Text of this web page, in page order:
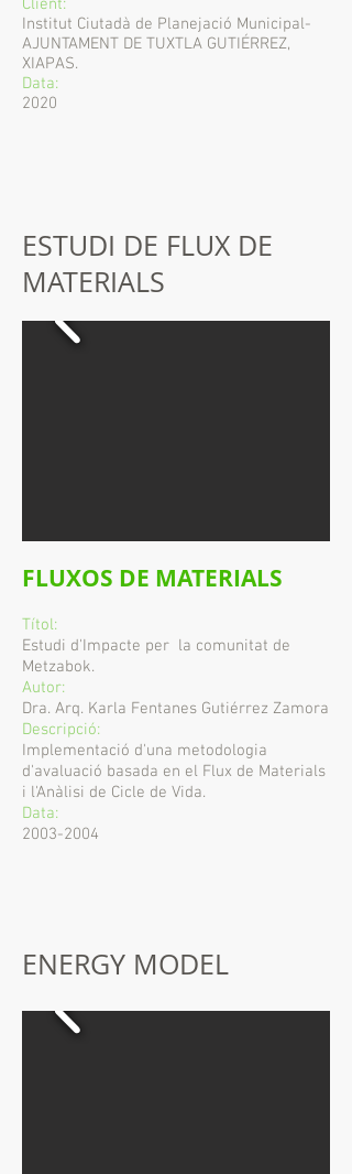
Client:
Institut Ciutadà de Planejació Municipal-
AJUNTAMENT DE TUXTLA GUTIÉRREZ,
XIAPAS.
Data:
2020
ESTUDI DE FLUX DE
MATERIALS
FLUXOS DE MATERIALS
Títol:
Estudi d'Impacte per la comunitat de
Metzabok.
Autor:
Dra. Arq. Karla Fentanes Gutiérrez Zamora
Descripció:
Implementació d'una metodologia
d'avaluació basada en el Flux de Materials
i l'Anàlisi de Cicle de Vida.
Data:
2003-2004
ENERGY MODEL